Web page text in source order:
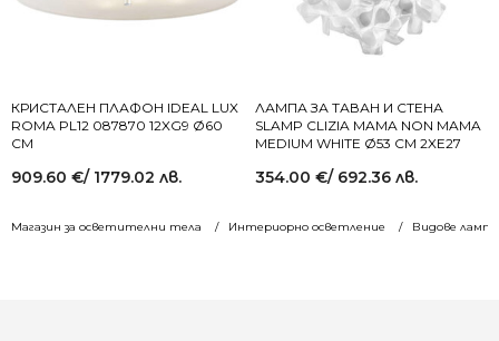
Магазин за осветителни тела Интериорно осветление Видове
КРИСТАЛЕН ПЛАФОН IDEAL LUX
ROMA PL12 087870 12XG9 Ø60
СМ
909.60 €/ 1779.02 лв.
ЛАМПА ЗА ТАВАН И СТЕНА
SLAMP CLIZIA MAMA NON MAMA
MEDIUM WHITE Ø53 СМ 2XE27
354.00 €/ 692.36 лв.